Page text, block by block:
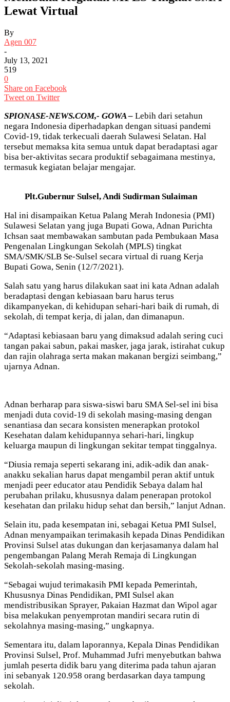
Lewat Virtual
By
Agen 007
-
July 13, 2021
519
0
Share on Facebook
Tweet on Twitter
SPIONASE-NEWS.COM,- GOWA – Lebih dari setahun
negara Indonesia diperhadapkan dengan situasi pandemi
Covid-19, tidak terkecuali daerah Sulawesi Selatan. Hal
tersebut memaksa kita semua untuk dapat beradaptasi agar
bisa ber-aktivitas secara produktif sebagaimana mestinya,
termasuk kegiatan belajar mengajar.
Plt.Gubernur Sulsel, Andi Sudirman Sulaiman
Hal ini disampaikan Ketua Palang Merah Indonesia (PMI)
Sulawesi Selatan yang juga Bupati Gowa, Adnan Purichta
Ichsan saat membawakan sambutan pada Pembukaan Masa
Pengenalan Lingkungan Sekolah (MPLS) tingkat
SMA/SMK/SLB Se-Sulsel secara virtual di ruang Kerja
Bupati Gowa, Senin (12/7/2021).
Salah satu yang harus dilakukan saat ini kata Adnan adalah
beradaptasi dengan kebiasaan baru harus terus
dikampanyekan, di kehidupan sehari-hari baik di rumah, di
sekolah, di tempat kerja, di jalan, dan dimanapun.
“Adaptasi kebiasaan baru yang dimaksud adalah sering cuci
tangan pakai sabun, pakai masker, jaga jarak, istirahat cukup
dan rajin olahraga serta makan makanan bergizi seimbang,”
ujarnya Adnan.
Adnan berharap para siswa-siswi baru SMA Sel-sel ini bisa
menjadi duta covid-19 di sekolah masing-masing dengan
senantiasa dan secara konsisten menerapkan protokol
Kesehatan dalam kehidupannya sehari-hari, lingkup
keluarga maupun di lingkungan sekitar tempat tinggalnya.
“Diusia remaja seperti sekarang ini, adik-adik dan anak-
anakku sekalian harus dapat mengambil peran aktif untuk
menjadi peer educator atau Pendidik Sebaya dalam hal
perubahan prilaku, khususnya dalam penerapan protokol
kesehatan dan prilaku hidup sehat dan bersih,” lanjut Adnan.
Selain itu, pada kesempatan ini, sebagai Ketua PMI Sulsel,
Adnan menyampaikan terimakasih kepada Dinas Pendidikan
Provinsi Sulsel atas dukungan dan kerjasamanya dalam hal
pengembangan Palang Merah Remaja di Lingkungan
Sekolah-sekolah masing-masing.
“Sebagai wujud terimakasih PMI kepada Pemerintah,
Khususnya Dinas Pendidikan, PMI Sulsel akan
mendistribusikan Sprayer, Pakaian Hazmat dan Wipol agar
bisa melakukan penyemprotan mandiri secara rutin di
sekolahnya masing-masing,” ungkapnya.
Sementara itu, dalam laporannya, Kepala Dinas Pendidikan
Provinsi Sulsel, Prof. Muhammad Jufri menyebutkan bahwa
jumlah peserta didik baru yang diterima pada tahun ajaran
ini sebanyak 120.958 orang berdasarkan daya tampung
sekolah.